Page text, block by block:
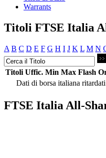
Warrants
Titoli FTSE Italia
A B C D E F G H I J K L M N
Titoli Uffic. Min Max Flash
Dati di borsa italiana
FTSE Italia All-